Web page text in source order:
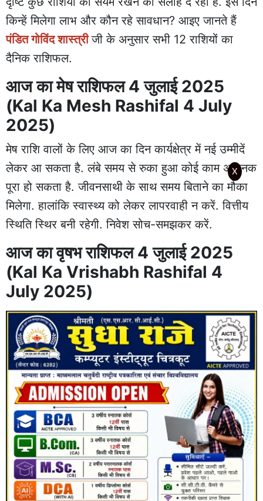
किन्हें मिलेगा लाभ और कौन रहे सावधान? आइए जानते हैं
पंडित गोविंद शास्त्रीजी के अनुसार सभी 12 राशियों का
दैनिक राशिफल.
आज का मेष राशिफल 4 जुलाई 2025
(Kal Ka Mesh Rashifal 4 July
2025)
मेष राशि वालों के लिए आज का दिन कार्यक्षेत्र में नई उम्मीदें
लेकर आ सकता है. लंबे समय से रुका हुआ कोई काम अचानक
पूरा हो सकता है. जीवनसाथी के साथ समय बिताने का मौका
मिलेगा. हालांकि स्वास्थ्य को लेकर लापरवाही न करें. वित्तीय
स्थिति स्थिर बनी रहेगी. निवेश सोच-समझकर करें.
आज का वृषभ राशिफल 4 जुलाई 2025
(Kal Ka Vrishabh Rashifal 4
July 2025)
X